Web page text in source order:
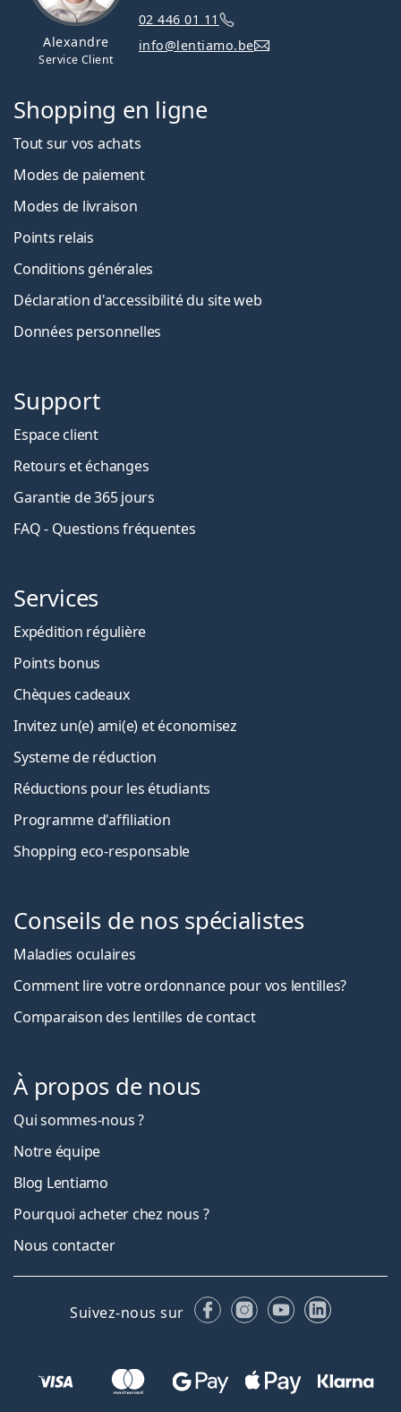
Alexandre
Service Client
02 446 01 11
info@lentiamo.be
Shopping en ligne
Tout sur vos achats
Modes de paiement
Modes de livraison
Points relais
Conditions générales
Déclaration d'accessibilité du site web
Données personnelles
Support
Espace client
Retours et échanges
Garantie de 365 jours
FAQ - Questions fréquentes
Services
Expédition régulière
Points bonus
Chèques cadeaux
Invitez un(e) ami(e) et économisez
Systeme de réduction
Réductions pour les étudiants
Programme d'affiliation
Shopping eco-responsable
Conseils de nos spécialistes
Maladies oculaires
Comment lire votre ordonnance pour vos lentilles?
Comparaison des lentilles de contact
À propos de nous
Qui sommes-nous ?
Notre équipe
Blog Lentiamo
Pourquoi acheter chez nous ?
Nous contacter
Suivez-nous sur FacebookInstagram
YouTubeLinkedIn